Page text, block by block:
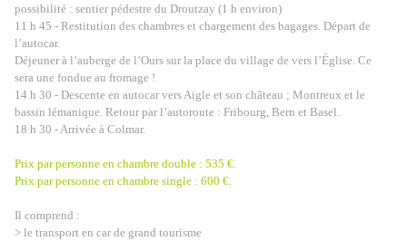
possibilité : sentier pédestre du Droutzay (1 h environ)
11 h 45 - Restitution des chambres et chargement des bagages. Départ de
l’autocar.
Déjeuner à l’auberge de l’Ours sur la place du village de vers l’Église. Ce
sera une fondue au fromage !
14 h 30 - Descente en autocar vers Aigle et son château ; Montreux et le
bassin lémanique. Retour par l’autoroute : Fribourg, Bern et Basel.
18 h 30 - Arrivée à Colmar.
Prix par personne en chambre double : 535 €.
Prix par personne en chambre single : 600 €.
Il comprend :
> le transport en car de grand tourisme